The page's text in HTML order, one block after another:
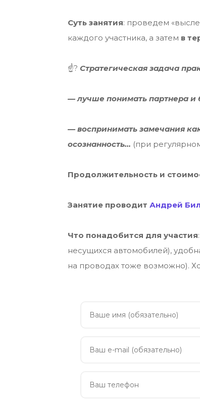
Суть занятия: проведем
каждого участника, а затем в
☝?Стратегическая задача
— лучше понимать партнера и
— воспринимать замечания
осознанность… (при
Продолжительность и
Занятие проводит Андрей
Что понадобится для участия
несущихся автомобилей),
на проводах тоже возможно).